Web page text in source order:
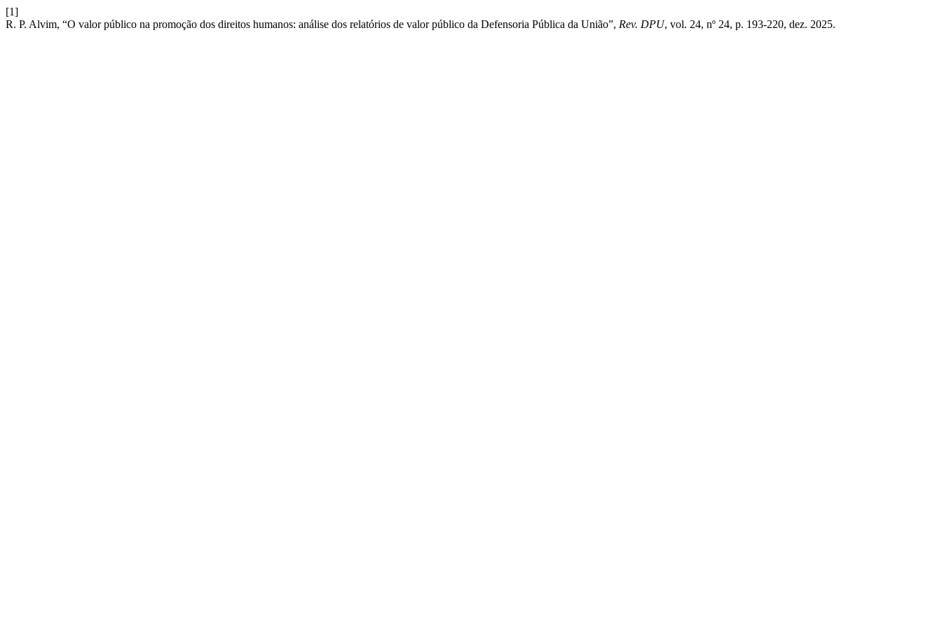
[1]
R. P. Alvim, “O valor público na promoção dos direitos humanos: análise dos relatórios de valor público da Defensoria Pública da União”, Rev. DPU, vol. 24, nº 24, p. 193-220, dez. 2025.